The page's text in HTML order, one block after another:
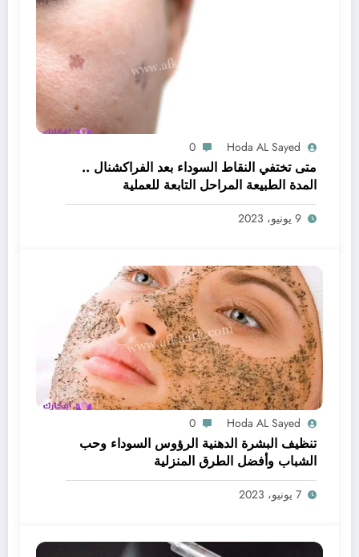
Hoda AL Sayed
0
متى تختفي النقاط السوداء بعد الفراكشنال ..
المدة الطبيعة المراحل التابعة للعملية
9 يونيو، 2023
Hoda AL Sayed
0
تنظيف البشرة الدهنية الرؤوس السوداء وحب
الشباب وأفضل الطرق المنزلية
7 يونيو، 2023